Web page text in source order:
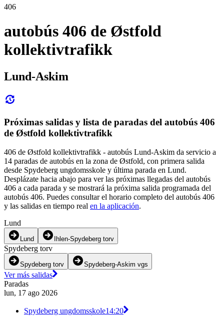
406
autobús 406 de Østfold
kollektivtrafikk
Lund-Askim
Próximas salidas y lista de paradas del autobús 406
de Østfold kollektivtrafikk
406 de Østfold kollektivtrafikk - autobús Lund-Askim da servicio a
14 paradas de autobús en la zona de Østfold, con primera salida
desde Spydeberg ungdomsskole y última parada en Lund.
Desplázate hacia abajo para ver las próximas llegadas del autobús
406 a cada parada y se mostrará la próxima salida programada del
autobús 406. Puedes consultar el horario completo del autobús 406
y las salidas en tiempo real en la aplicación.
Lund
Lund Ihlen-Spydeberg torv
Spydeberg torv
Spydeberg torv Spydeberg-Askim vgs
Ver más salidas
Paradas
lun, 17 ago 2026
Spydeberg ungdomsskole14:20